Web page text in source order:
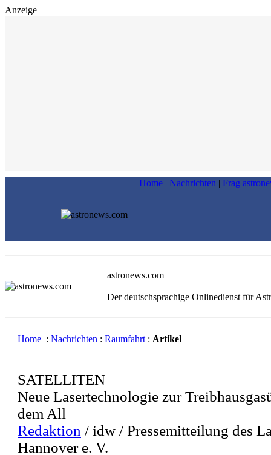
Anzeige
Home | Nachrichten | Frag
astronews.com
Der deutschsprachige Onlinedienst für
Home : Nachrichten : Raumfahrt : Artikel
SATELLITEN
Neue Lasertechnologie zur
dem All
Redaktion / idw / Pressemitteilung des
Hannover e. V.